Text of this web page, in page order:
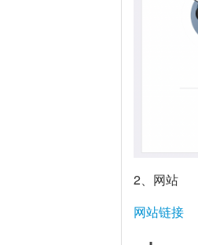
2、网站
网站链接